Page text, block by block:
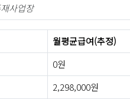
사업장
월평균급여(추정)
0원
2,298,000원